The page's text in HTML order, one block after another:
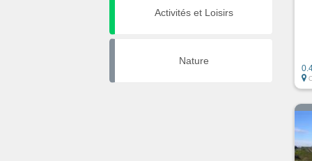
Activités et Loisirs
Nature